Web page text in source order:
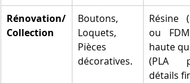
Rénovation/
Collection
Boutons,
Loquets,
Pièces
décoratives.
Résine
ou FDM
haute
(PLA
détails